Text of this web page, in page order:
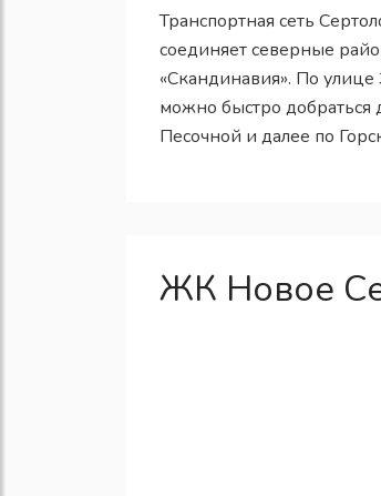
Транспортная сеть
соединяет северные
«Скандинавия». По
можно быстро добраться
Песочной и далее по
ЖК Новое